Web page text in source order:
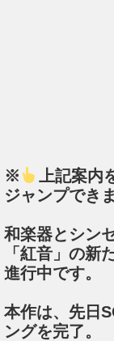
※
上記案内
ジャンプでき
和楽器とシン
「紅音」の新
進行中です。
本作は、先日
ングを完了。